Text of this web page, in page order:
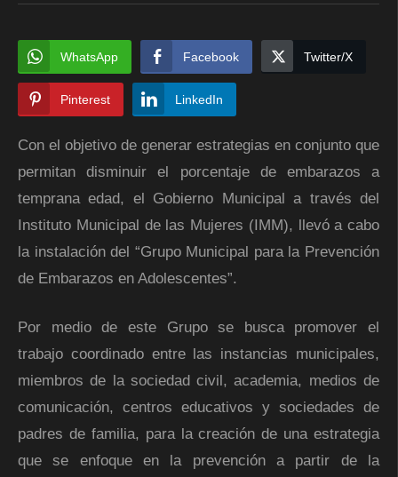
WhatsApp Facebook Twitter/X
Pinterest LinkedIn
Con el objetivo de generar estrategias en conjunto que
permitan disminuir el porcentaje de embarazos a
temprana edad, el Gobierno Municipal a través del
Instituto Municipal de las Mujeres (IMM), llevó a cabo
la instalación del “Grupo Municipal para la Prevención
de Embarazos en Adolescentes”.
Por medio de este Grupo se busca promover el
trabajo coordinado entre las instancias municipales,
miembros de la sociedad civil, academia, medios de
comunicación, centros educativos y sociedades de
padres de familia, para la creación de una estrategia
que se enfoque en la prevención a partir de la